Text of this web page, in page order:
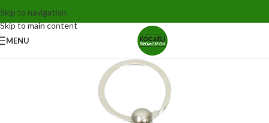
Skip to navigation
Skip to main content
MENU